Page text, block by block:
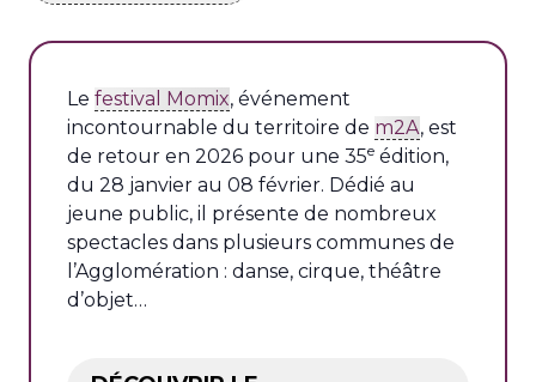
Le festival Momix, événement
incontournable du territoire de m2A, est
de retour en 2026 pour une 35e édition,
du 28 janvier au 08 février. Dédié au
jeune public, il présente de nombreux
spectacles dans plusieurs communes de
l’Agglomération : danse, cirque, théâtre
d’objet…